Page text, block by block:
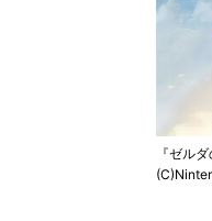
『ゼル